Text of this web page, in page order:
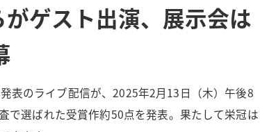
ゲスト出演、展示会は
表のライブ配信が、2025年2月13日（木）午後8
で選ばれた受賞作約50点を発表。果たして栄冠は